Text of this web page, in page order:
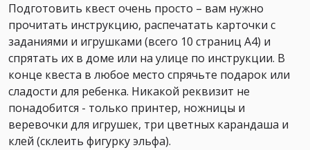
Подготовить квест очень просто – вам нужно
прочитать инструкцию, распечатать карточки с
заданиями и игрушками (всего 10 страниц А4) и
спрятать их в доме или на улице по инструкции. В
конце квеста в любое место спрячьте подарок или
сладости для ребенка. Никакой реквизит не
понадобится - только принтер, ножницы и
веревочки для игрушек, три цветных карандаша и
клей (склеить фигурку эльфа).